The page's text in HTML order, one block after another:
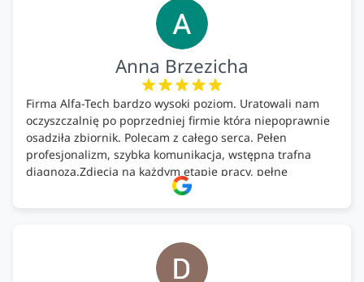
Anna Brzezicha
Firma Alfa-Tech bardzo wysoki poziom. Uratowali nam
oczyszczalnię po poprzedniej firmie która niepoprawnie
osadziła zbiornik. Polecam z całego serca. Pełen
profesjonalizm, szybka komunikacja, wstępna trafna
diagnoza.Zdjęcia na każdym etapie pracy, pełne
doradztwo.Dobrze wyszkoleni i znający się na rzeczy.
Podsumowując ekipa na wysokim poziomie, rzetelna.